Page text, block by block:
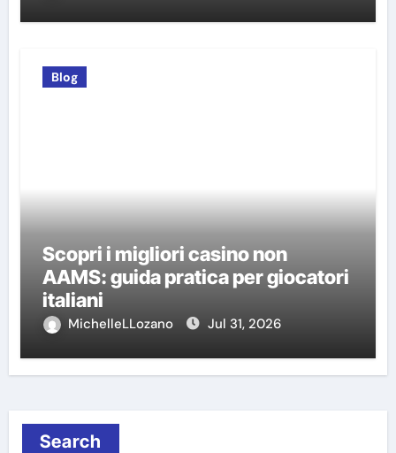
Blog
Scopri i migliori casino non
AAMS: guida pratica per giocatori
italiani
MichelleLLozano Jul 31, 2026
Search